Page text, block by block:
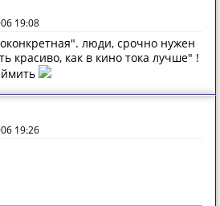
19:08
люди, срочно нужен
красиво, как в кино тока лучше" !
19:26